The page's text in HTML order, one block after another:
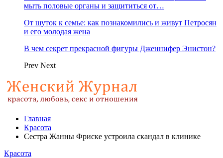
мыть половые органы и защититься от…
От шуток к семье: как познакомились и живут Петросян
и его молодая жена
В чем секрет прекрасной фигуры Дженнифер Энистон?
Prev Next
Главная
Красота
Сестра Жанны Фриске устроила скандал в клинике
Красота